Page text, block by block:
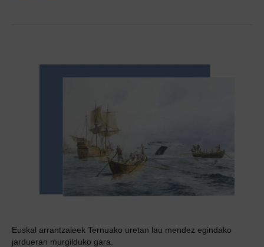
Euskal arrantzaleek Ternuako uretan lau mendez egindako
jardueran murgilduko gara.